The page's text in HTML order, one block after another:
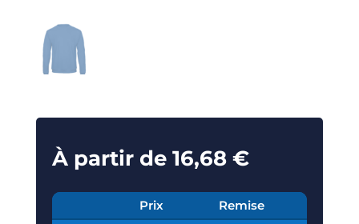
À partir de 16,68 €
Prix Remise